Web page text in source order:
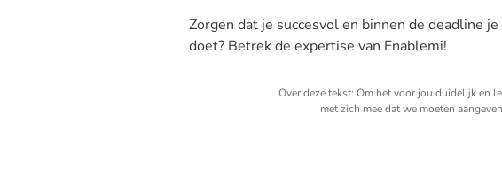
Zorgen dat je succesvol en binnen de deadline je
doet? Betrek de expertise van Enablemi!
Over deze tekst: Om het voor jou duidelijk en
met zich mee dat we moeten